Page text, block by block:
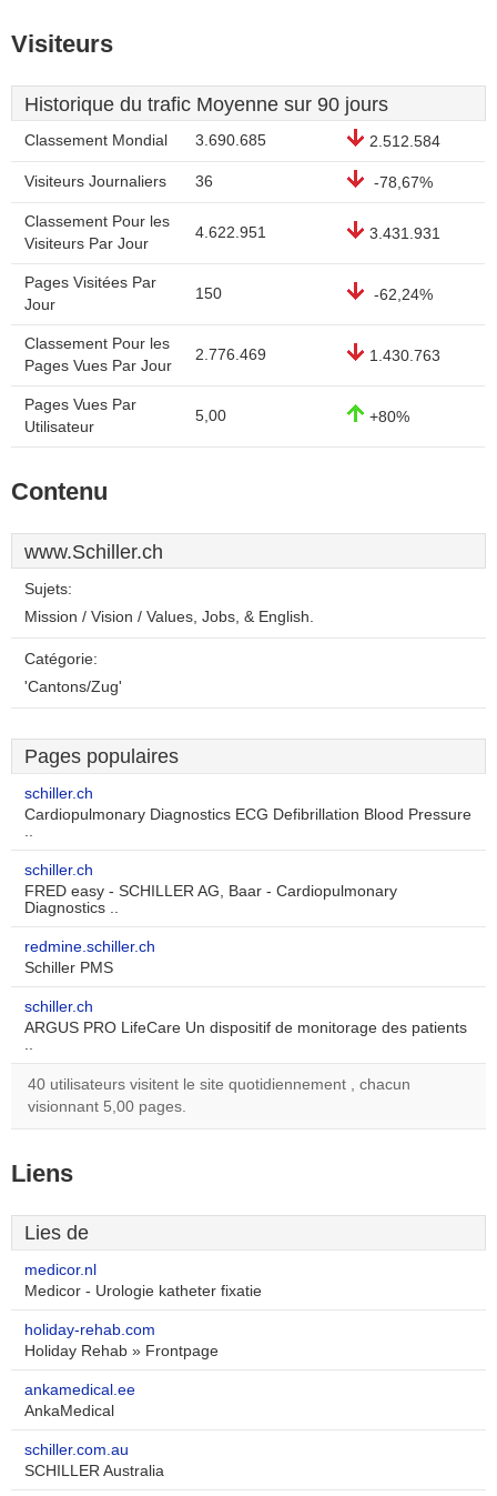
Visiteurs
Historique du trafic Moyenne sur 90 jours
Classement Mondial 3.690.685 2.512.584
Visiteurs Journaliers 36 -78,67%
Classement Pour les
Visiteurs Par Jour
4.622.951 3.431.931
Pages Visitées Par
Jour
150 -62,24%
Classement Pour les
Pages Vues Par Jour
2.776.469 1.430.763
Pages Vues Par
Utilisateur
5,00 +80%
Contenu
www.Schiller.ch
Sujets:
Mission / Vision / Values, Jobs, & English.
Catégorie:
'Cantons/Zug'
Pages populaires
schiller.ch
Cardiopulmonary Diagnostics ECG Defibrillation Blood Pressure
..
schiller.ch
FRED easy - SCHILLER AG, Baar - Cardiopulmonary
Diagnostics ..
redmine.schiller.ch
Schiller PMS
schiller.ch
ARGUS PRO LifeCare Un dispositif de monitorage des patients
..
40 utilisateurs visitent le site quotidiennement , chacun
visionnant 5,00 pages.
Liens
Lies de
medicor.nl
Medicor - Urologie katheter fixatie
holiday-rehab.com
Holiday Rehab » Frontpage
ankamedical.ee
AnkaMedical
schiller.com.au
SCHILLER Australia